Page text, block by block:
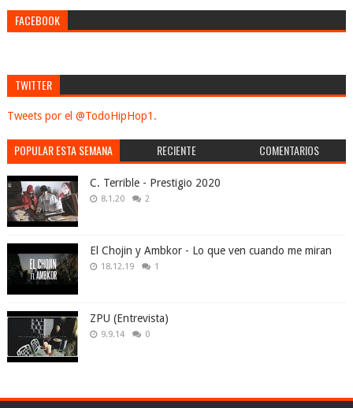
FACEBOOK
TWITTER
Tweets por el @TodoHipHop1.
POPULAR ESTA SEMANA RECIENTE COMENTARIOS
C. Terrible - Prestigio 2020
8.1.20 2
El Chojin y Ambkor - Lo que ven cuando me miran
18.12.19 1
ZPU (Entrevista)
9.9.14 0